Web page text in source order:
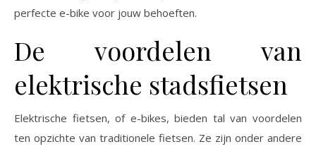
perfecte e-bike voor jouw behoeften.
De voordelen van
elektrische stadsfietsen
Elektrische fietsen, of e-bikes, bieden tal van voordelen
ten opzichte van traditionele fietsen. Ze zijn onder andere